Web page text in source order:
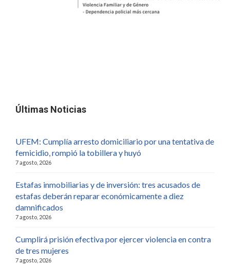
Últimas Noticias
UFEM: Cumplía arresto domiciliario por una tentativa de
femicidio, rompió la tobillera y huyó
7 agosto, 2026
Estafas inmobiliarias y de inversión: tres acusados de
estafas deberán reparar económicamente a diez
damnificados
7 agosto, 2026
Cumplirá prisión efectiva por ejercer violencia en contra
de tres mujeres
7 agosto, 2026